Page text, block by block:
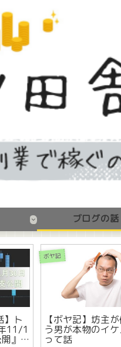
ブログの話
】ト
11/1
』
ボヤ記
【ボヤ記】坊主
う男が本物のイ
って話